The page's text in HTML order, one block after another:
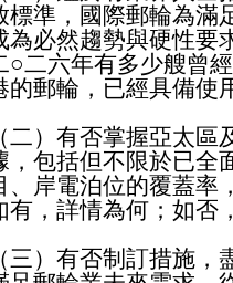
標準，國際郵輪為滿
為必然趨勢與硬性要
○二六年有多少艘曾
的郵輪，已經具備使
（二）有否掌握亞太
，包括但不限於已全
、岸電泊位的覆蓋率
有，詳情為何；如否
（三）有否制訂措施